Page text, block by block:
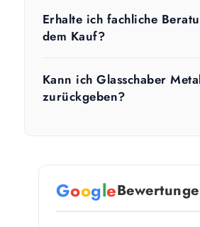
Erhalte ich fachliche
dem Kauf?
Kann ich Glasschaber
zurückgeben?
Google